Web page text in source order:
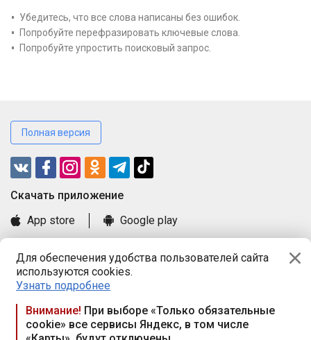
Для обеспечения удобства пользователей сайта
используются cookies.
Узнать подробнее
Внимание! При выборе «Только обязательные
cookie» все сервисы Яндекс, в том числе
Убедитесь, что все слова написаны без ошибок.
Попробуйте перефразировать ключевые слова.
Попробуйте упростить поисковый запрос.
Полная версия
Cкачать приложение
App store
Google play
Книга замечаний и предложений
Правила и документы
Praca.by © 2000—2026, ООО «ПРАЦА БАЙ»
Республика Беларусь, 220114, г. Минск, пр-т Независимости
117а, пом. № 9.